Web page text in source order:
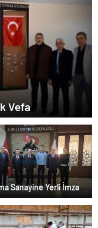
Vefa
Sanayine Yerli İmza